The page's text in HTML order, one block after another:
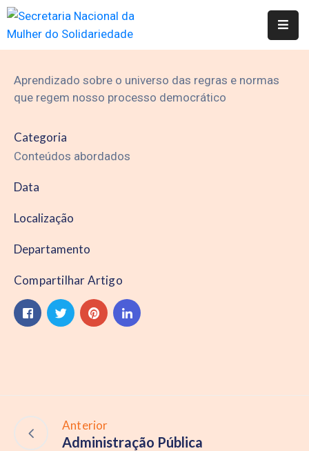
somos
em
Ação
Fique
dentro
Contato
Aprendizado sobre o universo das regras e normas
que regem nosso processo democrático
Categoria
Conteúdos abordados
Data
Localização
Departamento
Compartilhar Artigo
Anterior
Administração Pública